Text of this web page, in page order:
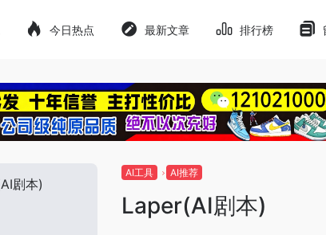
今日热点 最新文章 排行榜
AI工具 AI推荐
Laper(AI剧本)